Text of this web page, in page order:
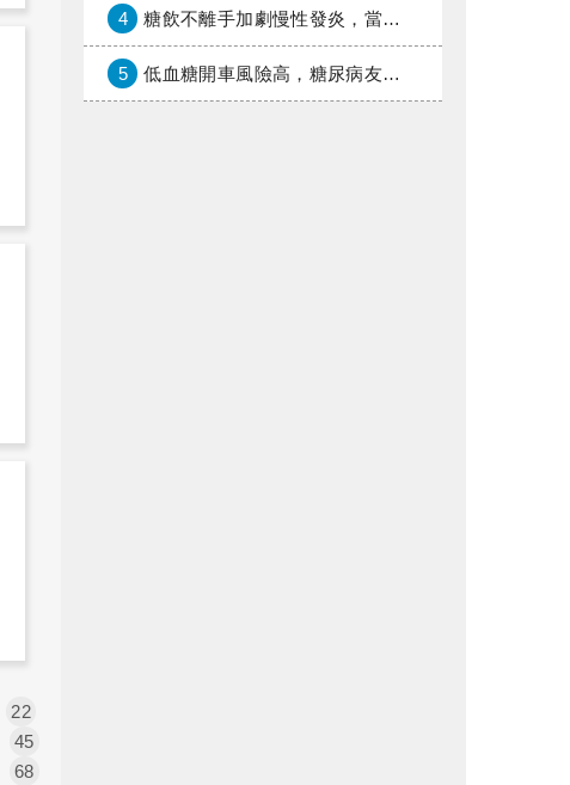
22
45
68
4 糖飲不離手加劇慢性發炎，當心老化與慢性病提早報到
5 低血糖開車風險高，糖尿病友上路必學的安全守則